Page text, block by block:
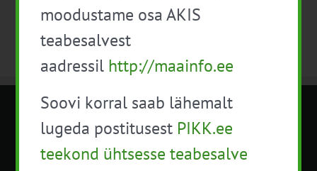
METK NÕUANDETEENISTUS
Nõuandeteenistuse nimetuse alt
moodustame osa AKIS
teabesalvest
aadressil http://maainfo.ee
Soovi korral saab lähemalt
lugeda postitusest PIKK.ee
teekond ühtsesse teabesalve